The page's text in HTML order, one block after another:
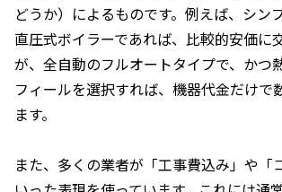
どうか）によるものです。例えば、シン
直圧式ボイラーであれば、比較的安価に
が、全自動のフルオートタイプで、かつ
フィールを選択すれば、機器代金だけで
ます。
また、多くの業者が「工事費込み」や「